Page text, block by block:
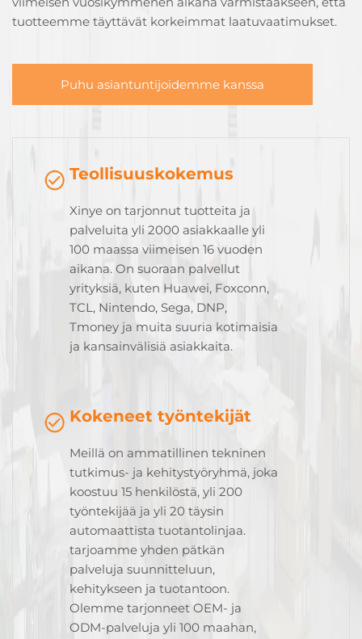
tuotteemme täyttävät korkeimmat laatuvaatimukset.
Puhu asiantuntijoidemme kanssa
Teollisuuskokemus
Xinye on tarjonnut tuotteita ja
palveluita yli 2000 asiakkaalle yli
100 maassa viimeisen 16 vuoden
aikana. On suoraan palvellut
yrityksiä, kuten Huawei, Foxconn,
TCL, Nintendo, Sega, DNP,
Tmoney ja muita suuria kotimaisia
ja kansainvälisiä asiakkaita.
Kokeneet työntekijät
Meillä on ammatillinen tekninen
tutkimus- ja kehitystyöryhmä, joka
koostuu 15 henkilöstä, yli 200
työntekijää ja yli 20 täysin
automaattista tuotantolinjaa.
tarjoamme yhden pätkän
palveluja suunnitteluun,
kehitykseen ja tuotantoon.
Olemme tarjonneet OEM- ja
ODM-palveluja yli 100 maahan,